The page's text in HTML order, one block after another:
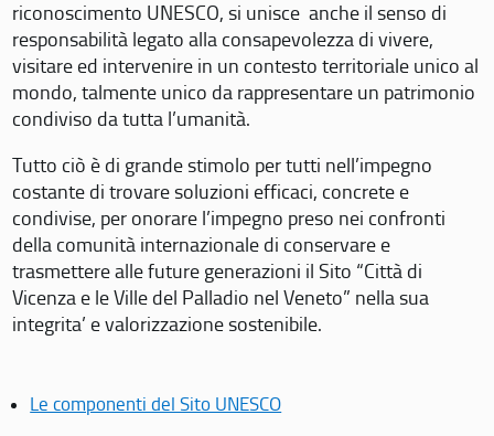
riconoscimento UNESCO, si unisce anche il senso di
responsabilità legato alla consapevolezza di vivere,
visitare ed intervenire in un contesto territoriale unico al
mondo, talmente unico da rappresentare un patrimonio
condiviso da tutta l’umanità.
Tutto ciò è di grande stimolo per tutti nell’impegno
costante di trovare soluzioni efficaci, concrete e
condivise, per onorare l’impegno preso nei confronti
della comunità internazionale di conservare e
trasmettere alle future generazioni il Sito “Città di
Vicenza e le Ville del Palladio nel Veneto” nella sua
integrita’ e valorizzazione sostenibile.
Le componenti del Sito UNESCO